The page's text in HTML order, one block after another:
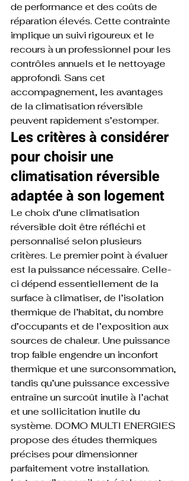
de performance et des coûts de
réparation élevés. Cette contrainte
implique un suivi rigoureux et le
recours à un professionnel pour les
contrôles annuels et le nettoyage
approfondi. Sans cet
accompagnement, les avantages
de la climatisation réversible
peuvent rapidement s’estomper.
Les critères à considérer
pour choisir une
climatisation réversible
adaptée à son logement
Le choix d’une climatisation
réversible doit être réfléchi et
personnalisé selon plusieurs
critères. Le premier point à évaluer
est la puissance nécessaire. Celle-
ci dépend essentiellement de la
surface à climatiser, de l’isolation
thermique de l’habitat, du nombre
d’occupants et de l’exposition aux
sources de chaleur. Une puissance
trop faible engendre un inconfort
thermique et une surconsommation,
tandis qu’une puissance excessive
entraîne un surcoût inutile à l’achat
et une sollicitation inutile du
système. DOMO MULTI ENERGIES
propose des études thermiques
précises pour dimensionner
parfaitement votre installation.